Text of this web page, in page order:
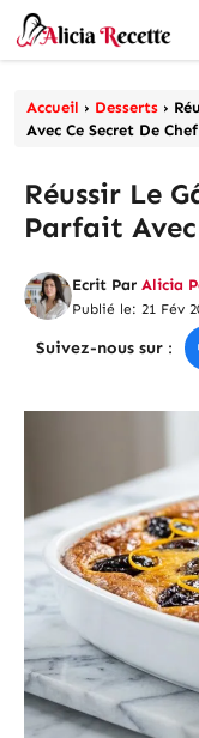
Aller
au
Accueil › Desserts ›
Avec Ce Secret De Chef
Réussir Le
Parfait Avec
Ecrit Par Alicia
Publié le: 21 Fév
Suivez-nous sur :